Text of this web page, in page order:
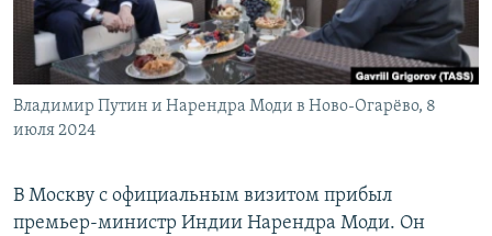
СОЦИАЛЬНЫЕ СЕТИ
Владимир Путин и Нарендра Моди в Ново-Огарёво, 8
июля 2024
В Москву с официальным визитом прибыл
премьер-министр Индии Нарендра Моди. Он